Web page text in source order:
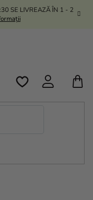
SE LIVREAZĂ ÎN 1 - 2